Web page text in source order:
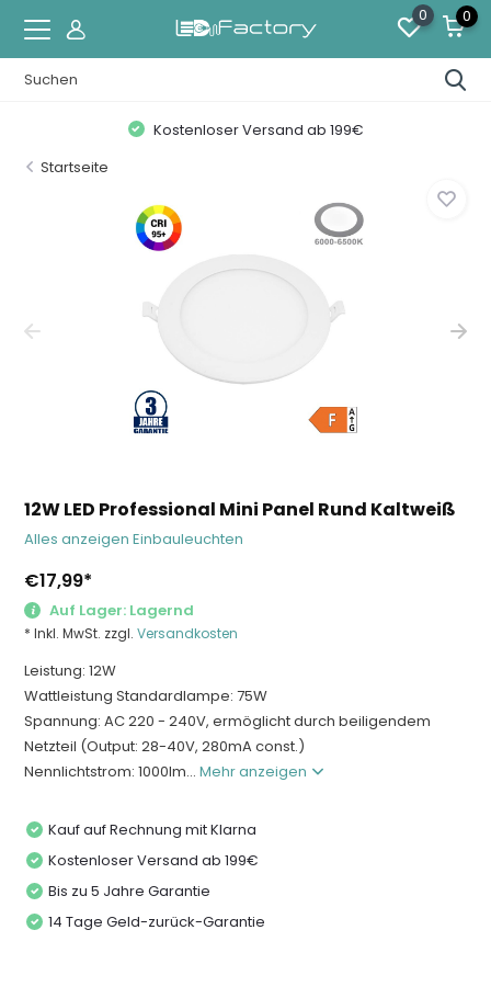
0 0
Kostenloser Versand ab 199€
Startseite
12W LED Professional Mini Panel Rund Kaltweiß
Alles anzeigen Einbauleuchten
€17,99*
Auf Lager: Lagernd
* Inkl. MwSt. zzgl.Versandkosten
Leistung: 12W
Wattleistung Standardlampe: 75W
Spannung: AC 220 - 240V, ermöglicht durch beiligendem
Netzteil (Output: 28-40V, 280mA const.)
Nennlichtstrom: 1000lm...Mehr anzeigen
Kauf auf Rechnung mit Klarna
Kostenloser Versand ab 199€
Bis zu 5 Jahre Garantie
14 Tage Geld-zurück-Garantie